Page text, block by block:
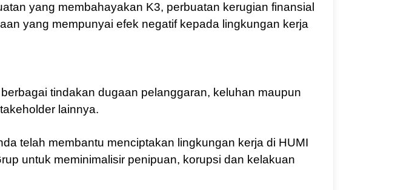
yang membahayakan K3, perbuatan kerugian finansial
yang mempunyai efek negatif kepada lingkungan kerja
tindakan dugaan pelanggaran, keluhan maupun
lainnya.
telah membantu menciptakan lingkungan kerja di HUMI
untuk meminimalisir penipuan, korupsi dan kelakuan